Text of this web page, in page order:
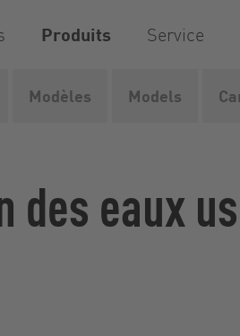
Produits Service
d'approvisionnement et...
des eaux
Modèles Models